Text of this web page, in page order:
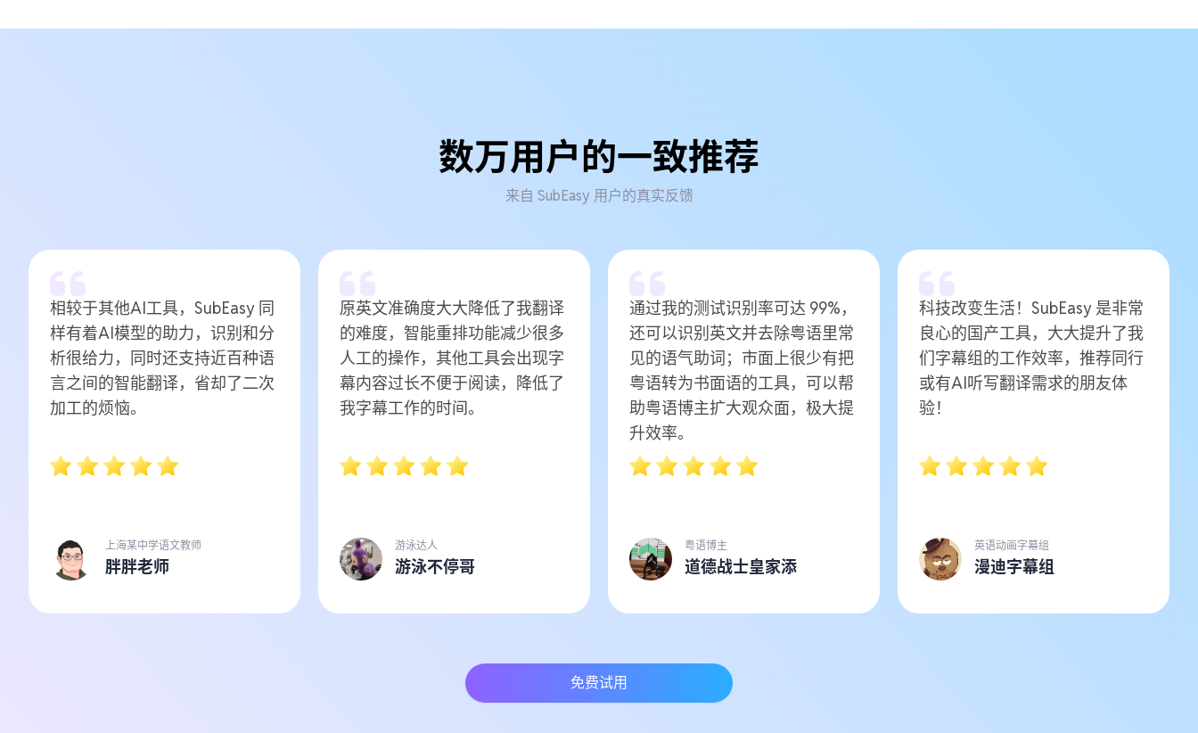
数万用户的一致推荐
来自 SubEasy 用户的真实反馈
相较于其他AI工具，SubEasy 同
样有着AI模型的助力，识别和分
析很给力，同时还支持近百种语
言之间的智能翻译，省却了二次
加工的烦恼。
上海某中学语文教师
胖胖老师
原英文准确度大大降低了我翻译
的难度，智能重排功能减少很多
人工的操作，其他工具会出现字
幕内容过长不便于阅读，降低了
我字幕工作的时间。
游泳达人
游泳不停哥
通过我的测试识别率可达 99%，
还可以识别英文并去除粤语里常
见的语气助词；市面上很少有把
粤语转为书面语的工具，可以帮
助粤语博主扩大观众面，极大提
升效率。
粤语博主
道德战士皇家添
科技改变生活！SubEasy 是非常
良心的国产工具，大大提升了我
们字幕组的工作效率，推荐同行
或有AI听写翻译需求的朋友体
验！
英语动画字幕组
漫迪字幕组
免费试用